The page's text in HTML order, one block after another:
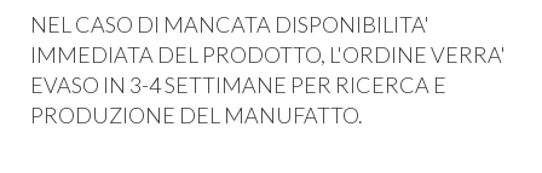
NEL CASO DI MANCATA DISPONIBILITA'
IMMEDIATA DEL PRODOTTO, L'ORDINE VERRA'
EVASO IN 3-4 SETTIMANE PER RICERCA E
PRODUZIONE DEL MANUFATTO.